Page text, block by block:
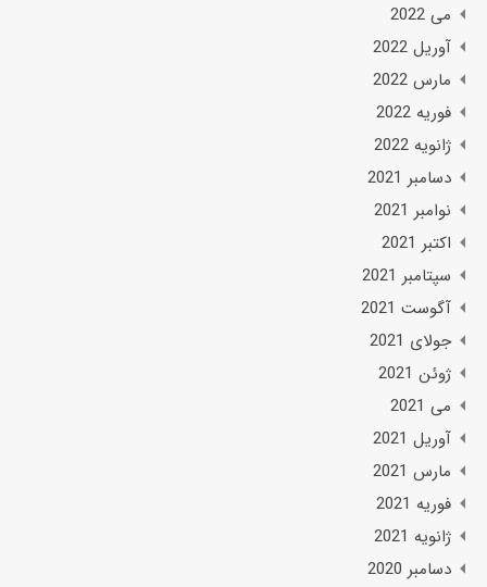
می 2022
آوریل 2022
مارس 2022
فوریه 2022
ژانویه 2022
دسامبر 2021
نوامبر 2021
اکتبر 2021
سپتامبر 2021
آگوست 2021
جولای 2021
ژوئن 2021
می 2021
آوریل 2021
مارس 2021
فوریه 2021
ژانویه 2021
دسامبر 2020